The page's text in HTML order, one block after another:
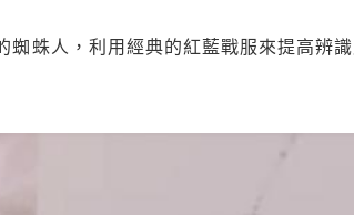
蛛人，利用經典的紅藍戰服來提高辨